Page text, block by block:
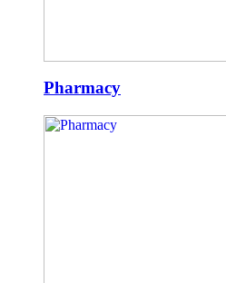
Pharmacy